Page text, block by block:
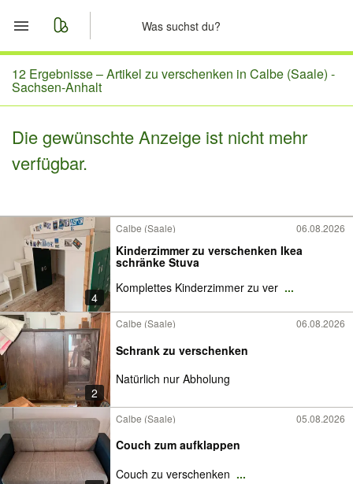
Start
Merkliste
Nachrichten
12 Ergebnisse –Artikel zu verschenken in Calbe (Saale) -
Sachsen-Anhalt
Die gewünschte Anzeige ist nicht mehr
verfügbar.
4
Calbe (Saale) 06.08.2026
Kinderzimmer zu verschenken Ikea
schränke Stuva
Komplettes Kinderzimmer zu ver ...
2
Calbe (Saale) 06.08.2026
Schrank zu verschenken
Natürlich nur Abholung
Calbe (Saale) 05.08.2026
Couch zum aufklappen
Couch zu verschenken ...